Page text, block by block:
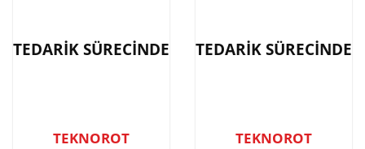
TEDARİK SÜRECİNDE
TEKNOROT
TEDARİK SÜRECİNDE
TEKNOROT